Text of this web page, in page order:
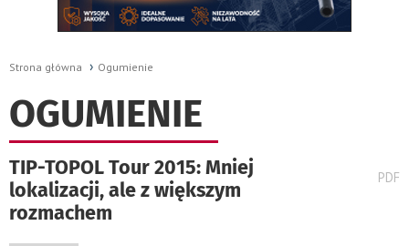
Strona główna Ogumienie
OGUMIENIE
TIP-TOPOL Tour 2015: Mniej
lokalizacji, ale z większym
rozmachem
PDF